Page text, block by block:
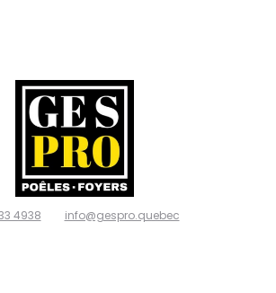
et
foyers,
Ville de
Québec
G2N
4938 info@gespro.quebec